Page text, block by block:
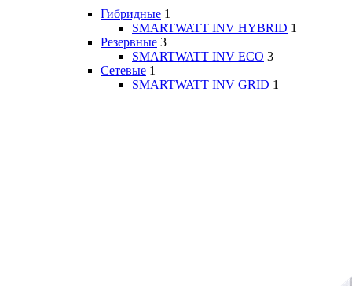
Гибридные 1
SMARTWATT INV HYBRID 1
Резервные 3
SMARTWATT INV ECO 3
Сетевые 1
SMARTWATT INV GRID 1